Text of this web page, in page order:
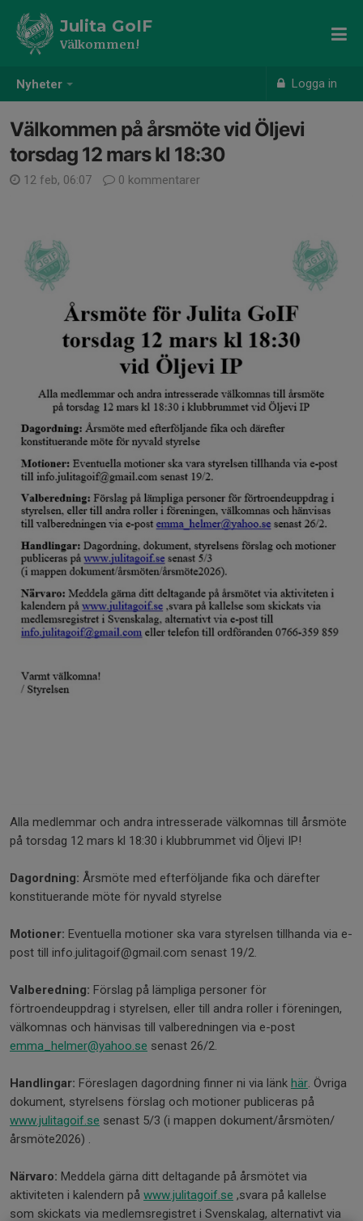
Nyheter Logga in
Julita GoIF
Välkommen!
Välkommen på årsmöte vid Öljevi
torsdag 12 mars kl 18:30
12 feb, 06:07 0 kommentarer
Alla medlemmar och andra intresserade välkomnas till årsmöte
på torsdag 12 mars kl 18:30 i klubbrummet vid Öljevi IP!
Dagordning: Årsmöte med efterföljande fika och därefter
konstituerande möte för nyvald styrelse
Motioner: Eventuella motioner ska vara styrelsen tillhanda via e-
post till info.julitagoif@gmail.com senast 19/2.
Valberedning: Förslag på lämpliga personer för
förtroendeuppdrag i styrelsen, eller till andra roller i föreningen,
välkomnas och hänvisas till valberedningen via e-post
emma_helmer@yahoo.se senast 26/2.
Handlingar: Föreslagen dagordning finner ni via länk här. Övriga
dokument, styrelsens förslag och motioner publiceras på
www.julitagoif.se senast 5/3 (i mappen dokument/årsmöten/
årsmöte2026) .
Närvaro: Meddela gärna ditt deltagande på årsmötet via
aktiviteten i kalendern på www.julitagoif.se ,svara på kallelse
som skickats via medlemsregistret i Svenskalag, alternativt via